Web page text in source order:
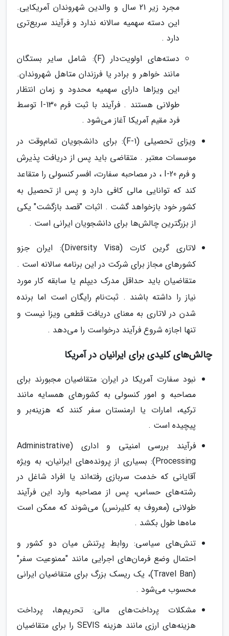
مجرد زیر 21 سال و والدین شهروندان آمریکایی.
این دسته سهمیه سالانه ندارد و فرآیند سریع‌تری
دارد .
دسته‌های اولویت‌دار (F): شامل سایر بستگان
مانند خواهر و برادر یا فرزندان متاهل شهروندان.
این ویزاها دارای سهمیه محدود و زمان انتظار
طولانی هستند . فرآیند با ثبت فرم I-130 توسط
فرد مقیم آمریکا آغاز می‌شود .
ویزای تحصیلی (F-1): برای دانشجویان تمام‌وقت در
موسسات معتبر . متقاضی باید پس از دریافت پذیرش
و فرم I-20 ، در مصاحبه سفارت، افسر کنسولی را متقاعد
کند که توانایی مالی کافی دارد و پس از تحصیل به
کشور خود بازخواهد گشت . اثبات "قصد بازگشت" یکی
از بزرگترین چالش‌ها برای دانشجویان ایرانی است .
لاتاری گرین کارت (Diversity Visa): ایران جزو
کشورهای مجاز برای شرکت در این برنامه سالانه است .
متقاضیان باید حداقل مدرک دیپلم یا سابقه کار مورد
نیاز را داشته باشند . ثبت‌نام رایگان است اما برنده
شدن در لاتاری به معنای دریافت قطعی ویزا نیست و
تنها اجازه شروع فرآیند درخواست را می‌دهد .
چالش‌های کلیدی برای ایرانیان در آمریکا
نبود سفارت آمریکا در ایران: متقاضیان مجبورند برای
مصاحبه و امور کنسولی به کشورهای همسایه مانند
ترکیه، امارات یا ارمنستان سفر کنند که هزینه‌بر و
پیچیده است .
فرآیند بررسی امنیتی و اداری (Administrative
Processing): بسیاری از پرونده‌های ایرانیان، به ویژه
آقایانی که خدمت سربازی رفته‌اند یا افراد شاغل در
رشته‌های حساس، پس از مصاحبه وارد این فرآیند
طولانی (معروف به کلیرنس) می‌شوند که ممکن است
ماه‌ها طول بکشد .
تنش‌های سیاسی: روابط پرتنش میان دو کشور و
احتمال وضع فرمان‌های اجرایی مانند "ممنوعیت سفر"
(Travel Ban)، یک ریسک بزرگ برای متقاضیان ایرانی
محسوب می‌شود .
مشکلات پرداخت‌های مالی: تحریم‌ها، پرداخت
هزینه‌های ارزی مانند هزینه SEVIS را برای متقاضیان